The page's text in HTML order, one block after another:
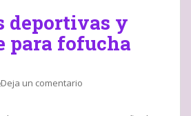
deportivas y
para fofucha
Deja un comentario